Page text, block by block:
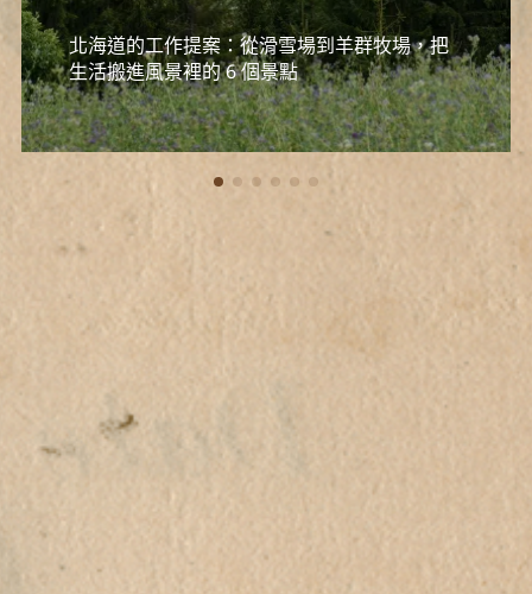
北海道的工作提案：從滑雪場到羊群牧場，把
生活搬進風景裡的 6 個景點